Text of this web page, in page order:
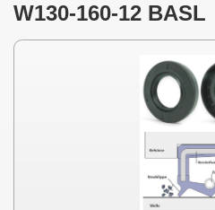
W130-160-12 BASL